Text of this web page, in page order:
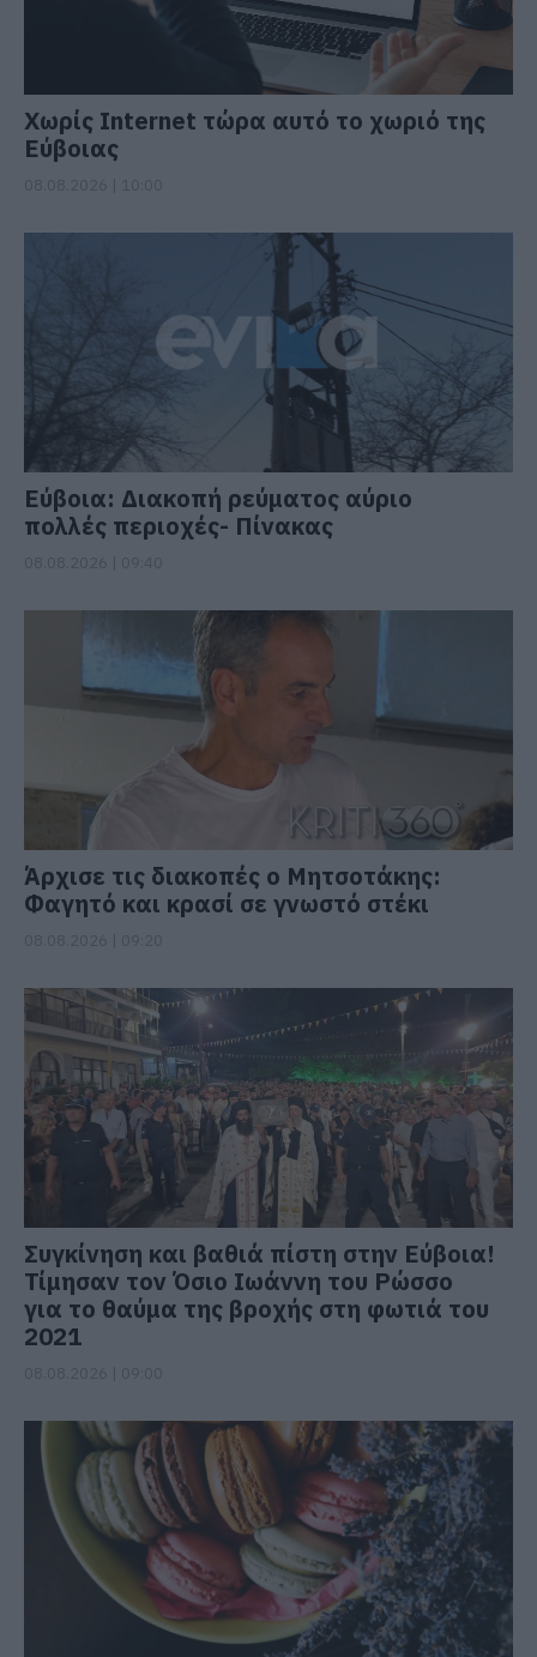
Χωρίς Internet τώρα αυτό το χωριό της
Εύβοιας
Εύβοια: Διακοπή ρεύματος αύριο
πολλές περιοχές- Πίνακας
Άρχισε τις διακοπές ο Μητσοτάκης:
Φαγητό και κρασί σε γνωστό στέκι
Συγκίνηση και βαθιά πίστη στην Εύβοια!
Τίμησαν τον Όσιο Ιωάννη του Ρώσσο
για το θαύμα της βροχής στη φωτιά του
2021